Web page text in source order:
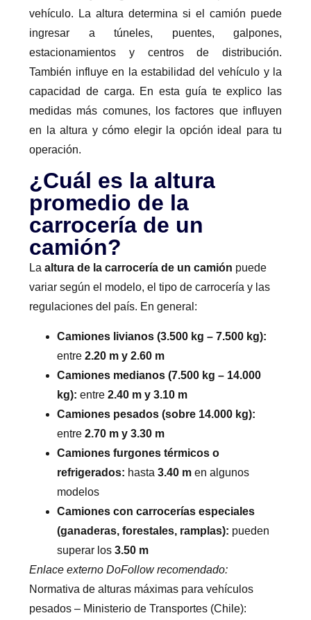
vehículo. La altura determina si el camión puede
ingresar a túneles, puentes, galpones,
estacionamientos y centros de distribución.
También influye en la estabilidad del vehículo y la
capacidad de carga. En esta guía te explico las
medidas más comunes, los factores que influyen
en la altura y cómo elegir la opción ideal para tu
operación.
¿Cuál es la altura
promedio de la
carrocería de un
camión?
La altura de la carrocería de un camión puede
variar según el modelo, el tipo de carrocería y las
regulaciones del país. En general:
Camiones livianos (3.500 kg – 7.500 kg):
entre 2.20 m y 2.60 m
Camiones medianos (7.500 kg – 14.000
kg): entre 2.40 m y 3.10 m
Camiones pesados (sobre 14.000 kg):
entre 2.70 m y 3.30 m
Camiones furgones térmicos o
refrigerados: hasta 3.40 m en algunos
modelos
Camiones con carrocerías especiales
(ganaderas, forestales, ramplas): pueden
superar los 3.50 m
Enlace externo DoFollow recomendado:
Normativa de alturas máximas para vehículos
pesados – Ministerio de Transportes (Chile):